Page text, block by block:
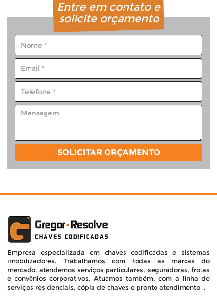
Entre em contato e
solicite orçamento
SOLICITAR ORÇAMENTO
Empresa especializada em chaves codificadas e sistemas
imobilizadores. Trabalhamos com todas as marcas do
mercado, atendemos serviços particulares, seguradoras, frotas
e convênios corporativos. Atuamos também, com a linha de
serviços residenciais, cópia de chaves e pronto atendimento. .